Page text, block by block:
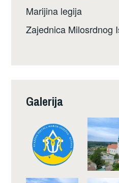
Marijina legija
Zajednica Milosrdnog
Galerija